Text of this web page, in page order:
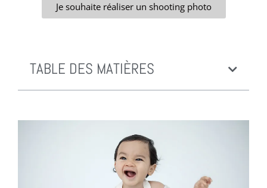
Je souhaite réaliser un shooting photo
TABLE DES MATIÈRES